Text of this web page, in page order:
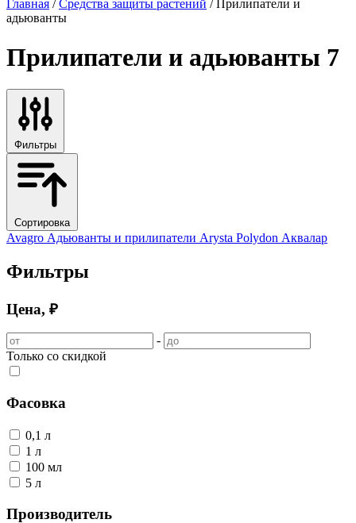
Главная / Средства защиты растений / Прилипатели и
адьюванты
Прилипатели и адьюванты 7
Фильтры
Сортировка
Avagro Адьюванты и прилипатели Arysta Polydon Аквалар
Фильтры
Цена, ₽
-
Только со скидкой
Фасовка
0,1 л
1 л
100 мл
5 л
Производитель